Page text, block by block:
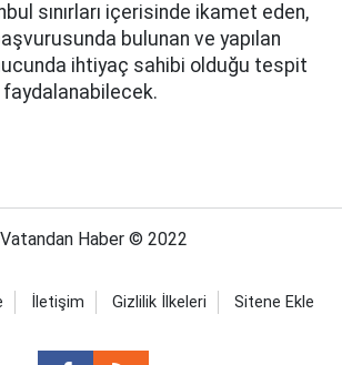
sınırları içerisinde ikamet eden,
bulunan ve yapılan
ihtiyaç sahibi olduğu tespit
Vatandan Haber © 2022
İletişim Gizlilik İlkeleri Sitene Ekle